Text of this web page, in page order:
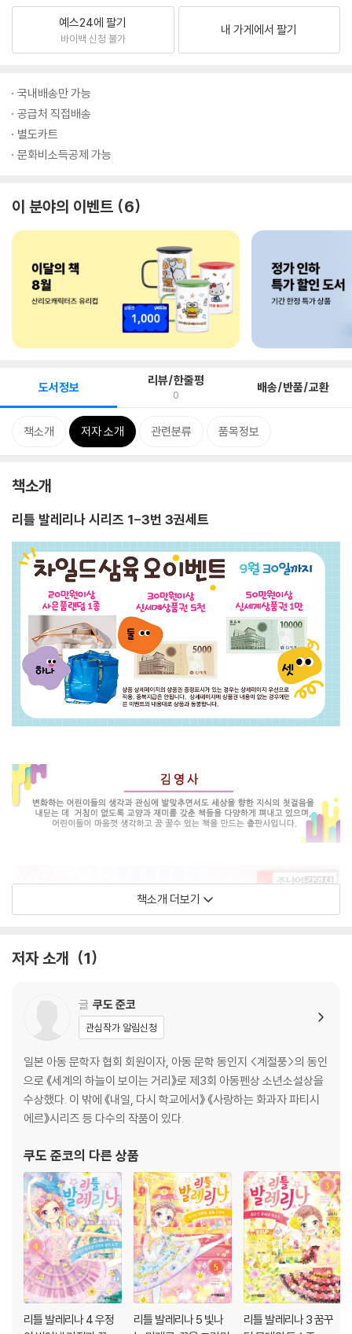
예스24에 팔기
바이백 신청 불가
내 가게에서 팔기
국내배송만 가능
공급처 직접배송
별도카트
문화비소득공제 가능
이 분야의 이벤트 6
도서정보 리뷰/한줄평
0 배송/반품/교환
책소개 저자 소개 관련분류 품목정보
책소개
리틀 발레리나 시리즈 1-3번 3권세트
책소개 더보기
저자 소개 1
글 쿠도 준코
관심작가 알림신청
일본 아동 문학자 협회 회원이자, 아동 문학 동인지 <계절풍>의 동인
으로 《세계의 하늘이 보이는 거리》로 제3회 아동펜상 소년소설상을
수상했다. 이 밖에 《내일, 다시 학교에서》 《사랑하는 화과자 파티시
에르》시리즈 등 다수의 작품이 있다.
쿠도 준코의 다른 상품
리틀 발레리나 4 우정
리틀 발레리나 5 빛나
리틀 발레리나 3 꿈꾸